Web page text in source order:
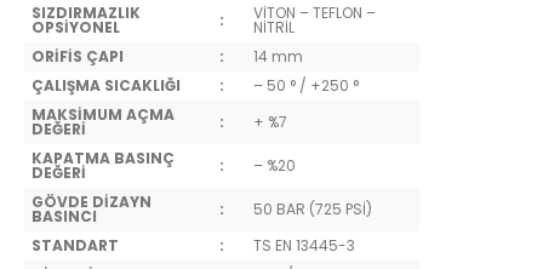
SIZDIRMAZLIK
OPSİYONEL : VİTON – TEFLON –
NİTRİL
ORİFİS ÇAPI
:
14 mm
ÇALIŞMA SICAKLIĞI
:
– 50 ° / +250 °
MAKSİMUM AÇMA
DEĞERİ :
+ %7
KAPATMA BASINÇ
DEĞERİ :
– %20
GÖVDE DİZAYN
BASINCI :
50 BAR (725 PSİ)
STANDART
:
TS EN 13445-3